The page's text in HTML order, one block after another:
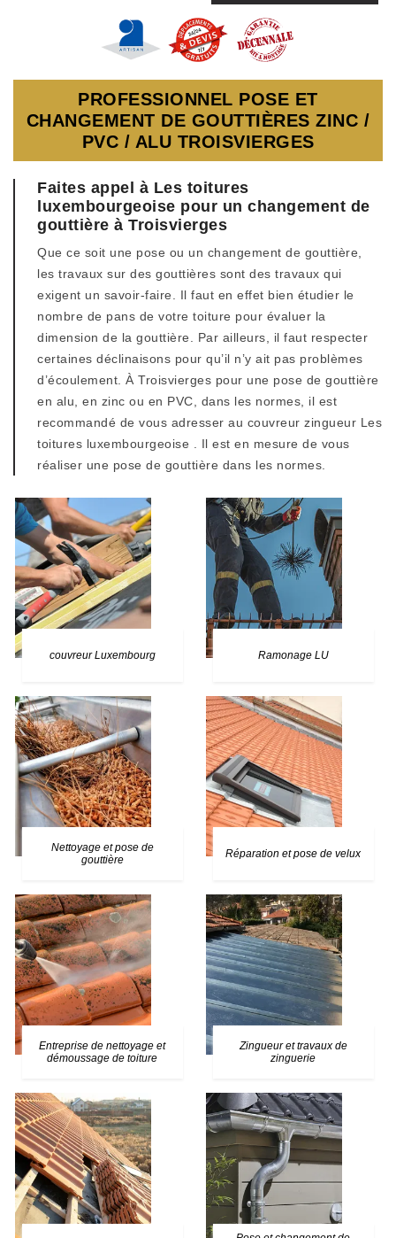
PROFESSIONNEL POSE ET
CHANGEMENT DE GOUTTIÈRES ZINC /
PVC / ALU TROISVIERGES
Faites appel à Les toitures
luxembourgeoise pour un changement de
gouttière à Troisvierges
Que ce soit une pose ou un changement de gouttière,
les travaux sur des gouttières sont des travaux qui
exigent un savoir-faire. Il faut en effet bien étudier le
nombre de pans de votre toiture pour évaluer la
dimension de la gouttière. Par ailleurs, il faut respecter
certaines déclinaisons pour qu’il n’y ait pas problèmes
d’écoulement. À Troisvierges pour une pose de gouttière
en alu, en zinc ou en PVC, dans les normes, il est
recommandé de vous adresser au couvreur zingueur Les
toitures luxembourgeoise . Il est en mesure de vous
réaliser une pose de gouttière dans les normes.
couvreur Luxembourg Ramonage LU
Nettoyage et pose de
gouttière
Réparation et pose de velux
Entreprise de nettoyage et
démoussage de toiture
Zingueur et travaux de
zinguerie